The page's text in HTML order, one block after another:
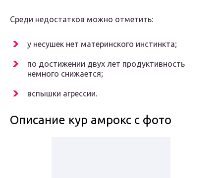
Среди недостатков можно отметить:
у несушек нет материнского инстинкта;
по достижении двух лет продуктивность
немного снижается;
вспышки агрессии.
Описание кур амрокс с фото